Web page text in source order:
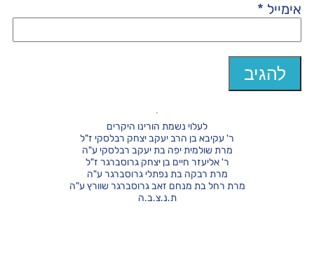
אימייל *
לעלוי נשמת הורינו היקרים
ר' עקיבא בן הרב יעקב יצחק רבלסקי ז"ל
מרת שולמית יפה בת יעקב רבלסקי ע"ה
ר' אליעזר חיים בן יצחק גרוסברגר ז"ל
מרת רבקה בת נפתלי גרוסברגר ע"ה
מרת רחל בת מנחם זאב גרוסברגר שוורץ ע"ה
ת.נ.צ.ב.ה